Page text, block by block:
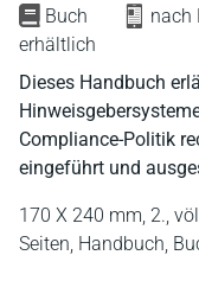
Buch
nach
erhältlich
Dieses Handbuch
Compliance-Politik
eingeführt und
170 X 240 mm, 2.,
Seiten, Handbuch,